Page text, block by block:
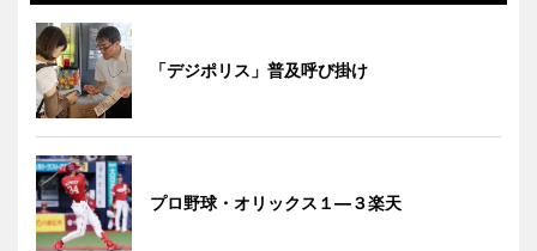
「デジポリス」普及呼び掛け
プロ野球・オリックス１―３楽天